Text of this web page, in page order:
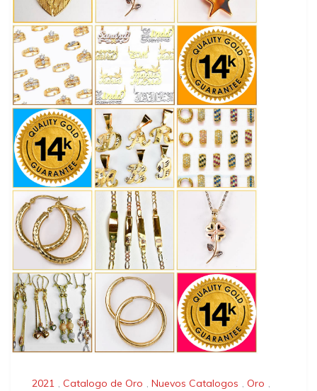
2021 , Catalogo de Oro , Nuevos Catalogos , Oro ,